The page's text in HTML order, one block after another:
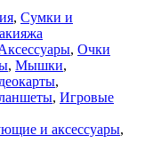
, Сумки и
, Очки
, Мышки,
,
, Игровые
и аксессуары,